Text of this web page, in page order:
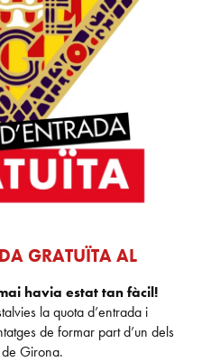
GRATUÏTA AL
havia estat tan fàcil!
la quota d’entrada i
de formar part d’un dels
Girona.